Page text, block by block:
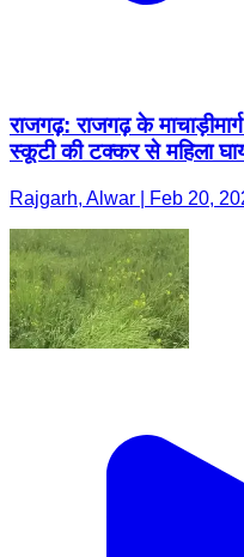
राजगढ़: राजगढ़ के
स्कूटी की टक्कर से महिला
Rajgarh, Alwar | Feb 20,